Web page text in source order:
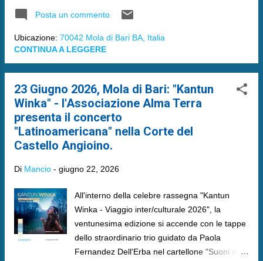
Posta un commento
Ubicazione: 70042 Mola di Bari BA, Italia
CONTINUA A LEGGERE
23 Giugno 2026, Mola di Bari: "Kantun
Winka" - l'Associazione Alma Terra
presenta il concerto
"Latinoamericana" nella Corte del
Castello Angioino.
Di Mancio - giugno 22, 2026
​All'interno della celebre rassegna "Kantun
Winka - Viaggio inter/culturale 2026", la
ventunesima edizione si accende con le tappe
dello straordinario trio guidato da Paola
Fernandez Dell'Erba nel cartellone "Suoni dal